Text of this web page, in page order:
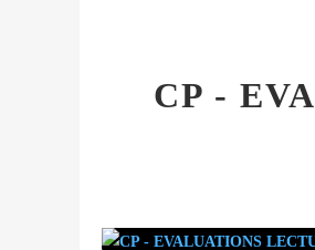
CP -